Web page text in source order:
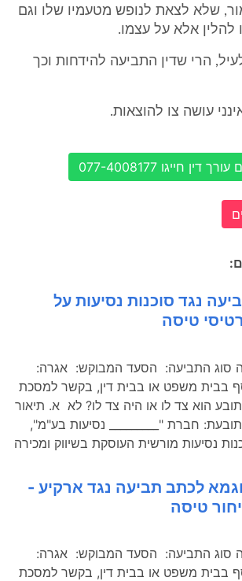
שלא לצאת לנופש מטעמיו שלו וגם
להלין אלא על עצמו.
הרי שדין התביעה להידחות וכך
עושה צו להוצאות.
חייגו 077-4008177
נגד סוכנות נסיעות על
טיסה
דוגמא לכתב תביעה סוג התביעה: הסעד המבוקש: אגרה:
בבית משפט או בבית דין, בקשר למסכת
עובדתית דומה שהתובע הוא צד לו או היה צד לו? לא א. תיאור
הדין 1. התובעת: חברת "_________ נסיעות בע"מ",
נסיעות מורשית העוסקת בשיווק ומכירה
לכתב תביעה נגד ארקיע -
טיסה
דוגמא לכתב תביעה סוג התביעה: הסעד המבוקש: אגרה:
בבית משפט או בבית דין, בקשר למסכת